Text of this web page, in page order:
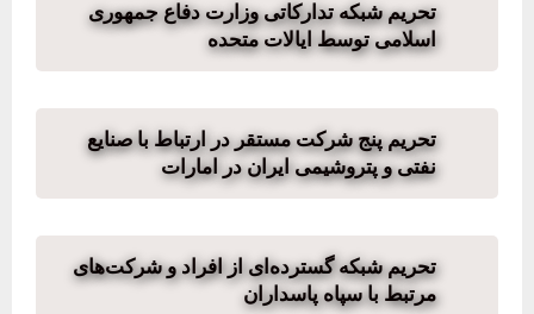
تحریم شبکه تدارکاتی وزارت دفاع جمهوری
اسلامی توسط ایالات متحده
تحریم پنج شرکت مستقر در ارتباط با صنایع
نفتی و پتروشیمی ایران در امارات
تحریم شبکه گسترده‌ای از افراد و شرکت‌های
مرتبط با سپاه پاسداران